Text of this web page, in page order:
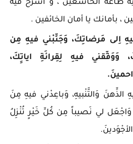
طاعة الخاشعين ، و اشرح فيه
، بأمانك يا أمان الخائفين .
اِلى مَرضاتِكَ، وَجَنِّبْني فيهِ مِن
فيهِ لِقِرائَةِ اياتِِكَ،
الذِّهنَ وَالتَّنْبيهِ، وَباعِدْني فيهِ مِنَ
وَاجْعَل لي نَصيباً مِن كُلِّ خَيْرٍ تُنْزِلُ